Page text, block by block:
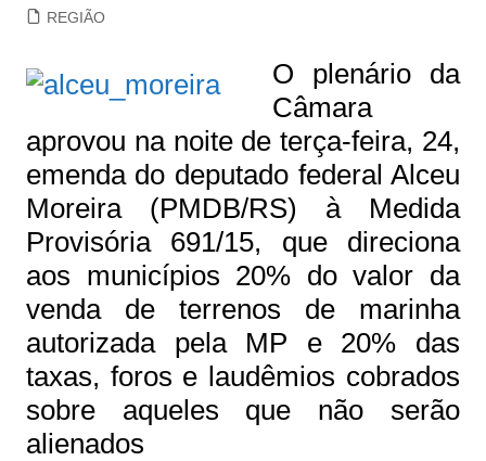
REGIÃO
O plenário da
Câmara
aprovou na noite de terça-feira, 24,
emenda do deputado federal Alceu
Moreira (PMDB/RS) à Medida
Provisória 691/15, que direciona
aos municípios 20% do valor da
venda de terrenos de marinha
autorizada pela MP e 20% das
taxas, foros e laudêmios cobrados
sobre aqueles que não serão
alienados